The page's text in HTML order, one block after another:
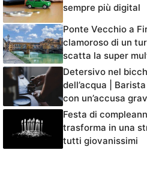
sempre più digital
Ponte Vecchio a
clamoroso di un
scatta la super
Detersivo nel
dell’acqua |
con un’accusa
Festa di
trasforma in una
tutti giovanissimi